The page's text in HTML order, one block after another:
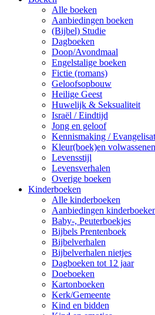
Alle boeken
Aanbiedingen boeken
(Bijbel) Studie
Dagboeken
Doop/Avondmaal
Engelstalige boeken
Fictie (romans)
Geloofsopbouw
Heilige Geest
Huwelijk & Seksualiteit
Israël / Eindtijd
Jong en geloof
Kennismaking /
Kleur(boek)en volwassenen
Levensstijl
Levensverhalen
Overige boeken
Kinderboeken
Alle kinderboeken
Aanbiedingen
Baby-, Peuterboekjes
Bijbels Prentenboek
Bijbelverhalen
Bijbelverhalen nietjes
Dagboeken tot 12 jaar
Doeboeken
Kartonboeken
Kerk/Gemeente
Kind en bidden